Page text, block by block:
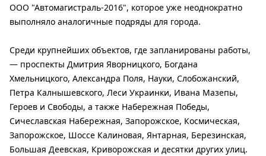
ООО "Автомагистраль-2016", которое уже неоднократно
выполняло аналогичные подряды для города.
Среди крупнейших объектов, где запланированы работы,
— проспекты Дмитрия Яворницкого, Богдана
Хмельницкого, Александра Поля, Науки, Слобожанский,
Петра Калнышевского, Леси Украинки, Ивана Мазепы,
Героев и Свободы, а также Набережная Победы,
Сичеславская Набережная, Запорожское, Космическая,
Запорожское, Шоссе Калиновая, Янтарная, Березинская,
Большая Деевская, Криворожская и десятки других улиц.